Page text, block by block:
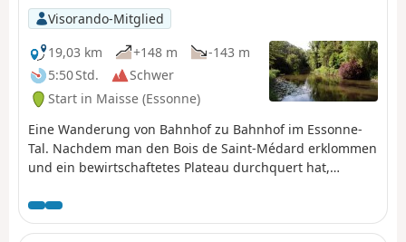
Visorando-Mitglied
19,03 km
+148 m
-143 m
5:50 Std.
Schwer
Start in Maisse (Essonne)
Eine Wanderung von Bahnhof zu Bahnhof im Essonne-
Tal. Nachdem man den Bois de Saint-Médard erklommen
und ein bewirtschaftetes Plateau durchquert hat,
Courdimanche. Man wandert mehrmals am Fluss
entlang, überquert eine kleine Insel, und das Marais de